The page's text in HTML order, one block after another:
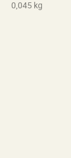
0,045 kg